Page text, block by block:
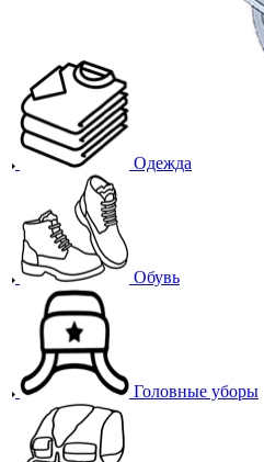
Одежда
Обувь
Головные уборы